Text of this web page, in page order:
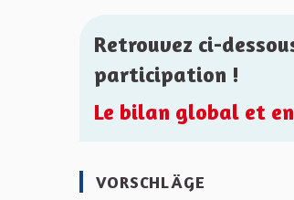
Retrouvez ci-
participation !
Le bilan global et
VORSCHLÄGE